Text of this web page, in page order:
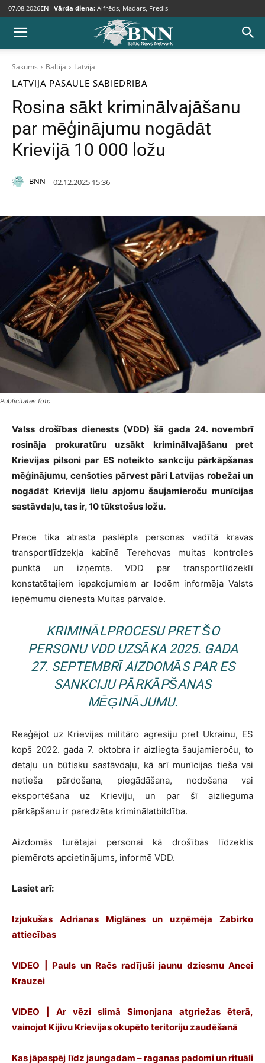
07.08.2026EN Vārda diena: Alfrēds, Madars, Fredis
Sākums Baltija Latvija
LATVIJA PASAULĒ SABIEDRĪBA
Rosina sākt kriminālvajāšanu
par mēģinājumu nogādāt
Krievijā 10 000 ložu
BNN 02.12.2025 15:36
Publicitātes foto
Valss drošības dienests (VDD) šā gada 24. novembrī
rosināja prokuratūru uzsākt kriminālvajāšanu pret
Krievijas pilsoni par ES noteikto sankciju pārkāpšanas
mēģinājumu, cenšoties pārvest pāri Latvijas robežai un
nogādāt Krievijā lielu apjomu šaujamieroču munīcijas
sastāvdaļu, tas ir, 10 tūkstošus ložu.
Prece tika atrasta paslēpta personas vadītā kravas
transportlīdzekļa kabīnē Terehovas muitas kontroles
punktā un izņemta. VDD par transportlīdzeklī
konstatētajiem iepakojumiem ar lodēm informēja Valsts
ieņēmumu dienesta Muitas pārvalde.
KRIMINĀLPROCESU PRET ŠO
PERSONU VDD UZSĀKA 2025. GADA
27. SEPTEMBRĪ AIZDOMĀS PAR ES
SANKCIJU PĀRKĀPŠANAS
MĒĢINĀJUMU.
Reaģējot uz Krievijas militāro agresiju pret Ukrainu, ES
kopš 2022. gada 7. oktobra ir aizliegta šaujamieroču, to
detaļu un būtisku sastāvdaļu, kā arī munīcijas tieša vai
netieša pārdošana, piegādāšana, nodošana vai
eksportēšana uz Krieviju, un par šī aizlieguma
pārkāpšanu ir paredzēta kriminālatbildība.
Aizdomās turētajai personai kā drošības līdzeklis
piemērots apcietinājums, informē VDD.
Lasiet arī:
Izjukušas Adrianas Miglānes un uzņēmēja Zabirko
attiecības
VIDEO | Pauls un Račs radījuši jaunu dziesmu Ancei
Krauzei
VIDEO | Ar vēzi slimā Simonjana atgriežas ēterā,
vainojot Kijivu Krievijas okupēto teritoriju zaudēšanā
Kas jāpaspēj līdz jaungadam – raganas padomi un rituāli